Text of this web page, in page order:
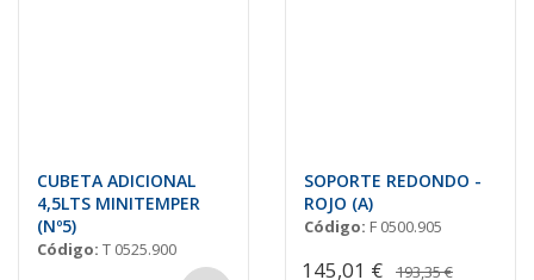
CUBETA ADICIONAL
4,5LTS MINITEMPER
(Nº5)
Código: T 0525.900
SOPORTE REDONDO -
ROJO (A)
Código: F 0500.905
145,01 € 193,35 €